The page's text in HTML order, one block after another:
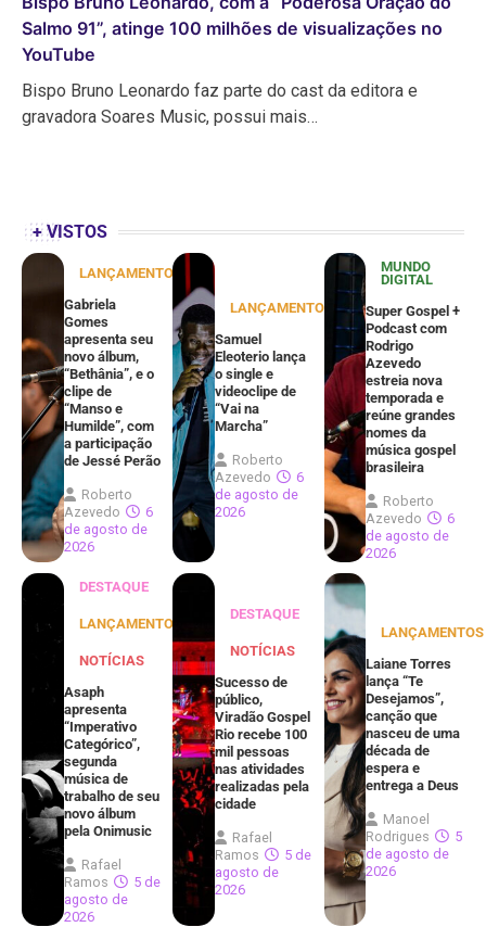
Salmo 91”, atinge 100 milhões de visualizações no
YouTube
Bispo Bruno Leonardo faz parte do cast da editora e
gravadora Soares Music, possui mais…
+ VISTOS
LANÇAMENTOS
Gabriela
Gomes
apresenta seu
novo álbum,
“Bethânia”, e o
clipe de
“Manso e
Humilde”, com
a participação
de Jessé Perão
Roberto
Azevedo
6
de agosto de
2026
LANÇAMENTOS
Samuel
Eleoterio lança
o single e
videoclipe de
“Vai na
Marcha”
Roberto
Azevedo
6
de agosto de
2026
MUNDO
DIGITAL
Super Gospel +
Podcast com
Rodrigo
Azevedo
estreia nova
temporada e
reúne grandes
nomes da
música gospel
brasileira
Roberto
Azevedo
6
de agosto de
2026
DESTAQUE
LANÇAMENTOS
NOTÍCIAS
Asaph
apresenta
“Imperativo
Categórico”,
segunda
música de
trabalho de seu
novo álbum
pela Onimusic
Rafael
Ramos
5 de
agosto de
2026
DESTAQUE
NOTÍCIAS
Sucesso de
público,
Viradão Gospel
Rio recebe 100
mil pessoas
nas atividades
realizadas pela
cidade
Rafael
Ramos
5 de
agosto de
2026
LANÇAMENTOS
Laiane Torres
lança “Te
Desejamos”,
canção que
nasceu de uma
década de
espera e
entrega a Deus
Manoel
Rodrigues
5
de agosto de
2026